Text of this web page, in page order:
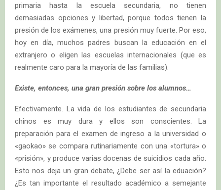
primaria hasta la escuela secundaria, no tienen
demasiadas opciones y libertad, porque todos tienen la
presión de los exámenes, una presión muy fuerte. Por eso,
hoy en día, muchos padres buscan la educación en el
extranjero o eligen las escuelas internacionales (que es
realmente caro para la mayoría de las familias).
Existe, entonces, una gran presión sobre los alumnos…
Efectivamente. La vida de los estudiantes de secundaria
chinos es muy dura y ellos son conscientes. La
preparación para el examen de ingreso a la universidad o
«gaokao» se compara rutinariamente con una «tortura» o
«prisión», y produce varias docenas de suicidios cada año.
Esto nos deja un gran debate, ¿Debe ser así la eduación?
¿Es tan importante el resultado académico a semejante